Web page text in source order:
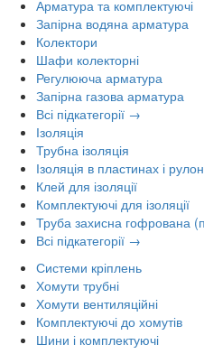
Арматура та комплектуючі
Запірна водяна арматура
Колектори
Шафи колекторні
Регулююча арматура
Запірна газова арматура
Всі підкатегорії →
Ізоляція
Трубна ізоляція
Ізоляція в пластинах і
Клей для ізоляції
Комплектуючі для ізоляції
Труба захисна гофрована
Всі підкатегорії →
Системи кріплень
Хомути трубні
Хомути вентиляційні
Комплектуючі до хомутів
Шини і комплектуючі